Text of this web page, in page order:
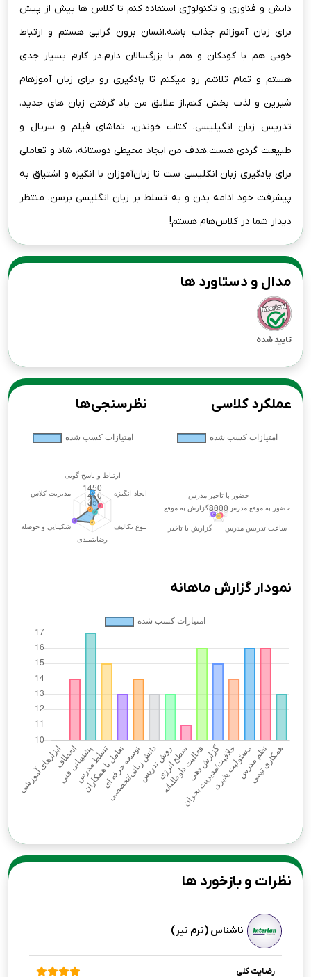
دانش و فناوری و تکنولوژی استفاده کنم تا کلاس ها بیش از پیش
برای زبان آموزانم جذاب باشه.انسان برون گرایی هستم و ارتباط
خوبی هم با کودکان و هم با بزرگسالان دارم.در کارم بسیار جدی
هستم و تمام تلاشم رو میکنم تا یادگیری رو برای زبان آموزهام
شیرین و لذت بخش کنم.از علایق من یاد گرفتن زبان های جدید،
تدریس زبان انگیلیسی، کتاب خوندن، تماشای فیلم و سریال و
طبیعت گردی هست.هدف من ایجاد محیطی دوستانه، شاد و تعاملی
برای یادگیری زبان انگلیسی ست تا زبان‌آموزان با انگیزه و اشتیاق به
پیشرفت خود ادامه بدن و به تسلط بر زبان انگلیسی برسن. منتظر
دیدار شما در کلاس‌هام هستم!
مدال و دستاورد ها
تایید شده
عملکرد کلاسی نظرسنجی‌ها
نمودار گزارش ماهانه
نظرات و بازخورد ها
ناشناس (ترم تیر)
رضایت کلی